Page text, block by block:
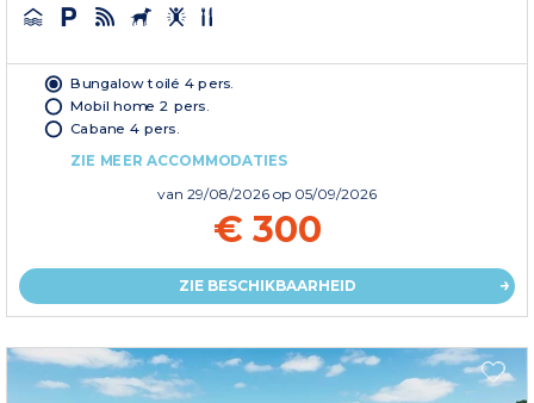
Bungalow toilé 4 pers.
Mobil home 2 pers.
Cabane 4 pers.
ZIE MEER ACCOMMODATIES
van 29/08/2026 op 05/09/2026
€ 300
ZIE BESCHIKBAARHEID